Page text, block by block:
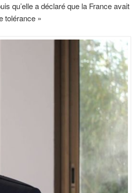
qu’elle a déclaré que la France avait
tolérance »